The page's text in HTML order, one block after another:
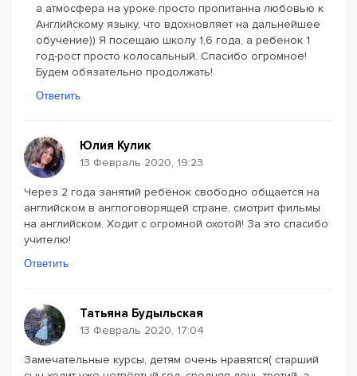
а атмосфера на уроке просто пропитанна любовью к
Английскому языку, что вдохновляет на дальнейшее
обучение)) Я посещаю школу 1,6 года, а ребенок 1
год-рост просто колосальный. Спасибо огромное!
Будем обязательно продолжать!
Ответить
Юлия Кулик
13 Февраль 2020, 19:23
Через 2 года занятий ребёнок свободно общается на
английском в англоговорящей стране, смотрит фильмы
на английском. Ходит с огромной охотой! За это спасибо
учителю!
Ответить
Татьяна Будыльская
13 Февраль 2020, 17:04
Замечательные курсы, детям очень нравятся( старший